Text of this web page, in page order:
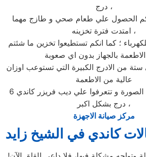
درج ،
الحصول علي طعام صحي و طازج مهما
امتدت فترة تخزينه ،
؛ كما انكم تستطيعوا تخزين ما شئتم
ستة من الادرج الكبيرة التي تستوعب اوزان
عالية من الاطعمة
و حتي تتضح لكم الصورة و تتعرفوا علي ديب فريزر كاندي 6
درج بشكل اكبر ،
مركز صيانة الاجهزة
كاندي في الشيخ زايد